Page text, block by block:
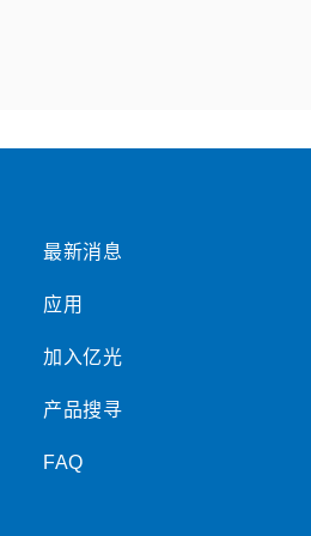
最新消息
应用
加入亿光
产品搜寻
FAQ